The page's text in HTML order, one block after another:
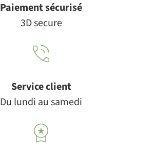
Paiement sécurisé
3D secure
Service client
Du lundi au samedi